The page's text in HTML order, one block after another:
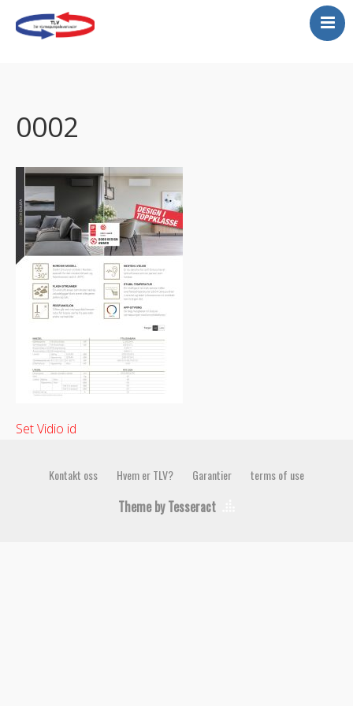
Service
Kjølerom
Luftrenser
Tilbud
Vannbåren varmepumper
Store lokaler…se her!
Galeri-legger ut et lite
utdrag her
0002
Set Vidio id
Kontakt oss Hvem er TLV? Garantier terms of use
Theme by Tesseract